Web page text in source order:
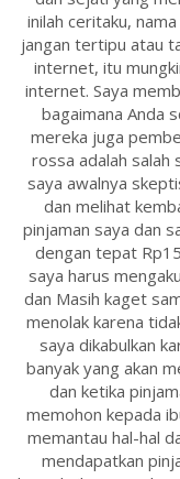
inilah ceritaku,
jangan tertipu atau
internet, itu
internet. Saya
bagaimana Anda
mereka juga
rossa adalah salah
saya awalnya
dan melihat
pinjaman saya dan
dengan tepat
saya harus
dan Masih kaget
menolak karena
saya dikabulkan
banyak yang akan
dan ketika
memohon kepada
memantau hal-hal
mendapatkan